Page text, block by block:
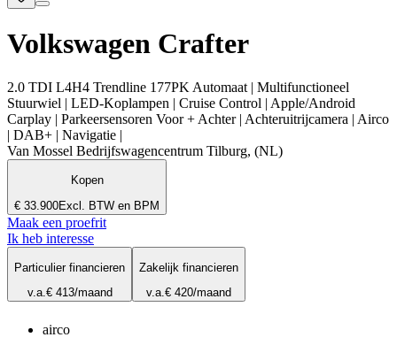
Volkswagen Crafter
2.0 TDI L4H4 Trendline 177PK Automaat | Multifunctioneel
Stuurwiel | LED-Koplampen | Cruise Control | Apple/Android
Carplay | Parkeersensoren Voor + Achter | Achteruitrijcamera | Airco
| DAB+ | Navigatie |
Van Mossel Bedrijfswagencentrum Tilburg, (NL)
Kopen
€ 33.900Excl. BTW en BPM
Maak een proefrit
Ik heb interesse
Particulier financieren
v.a.€ 413/maand
Zakelijk financieren
v.a.€ 420/maand
airco